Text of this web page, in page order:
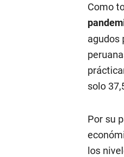
Como
agudos
solo
Por su
los